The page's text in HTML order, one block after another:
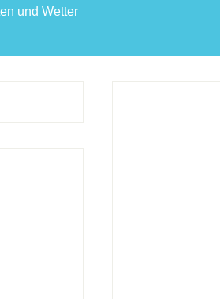
und Wetter